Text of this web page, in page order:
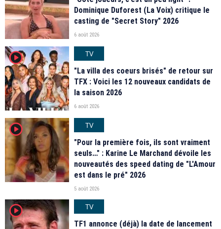
Dominique Duforest (La Voix) critique le
casting de "Secret Story" 2026
6 août 2026
player2
TV
"La villa des coeurs brisés" de retour sur
TFX : Voici les 12 nouveaux candidats de
la saison 2026
6 août 2026
player2
TV
"Pour la première fois, ils sont vraiment
seuls…" : Karine Le Marchand dévoile les
nouveautés des speed dating de "L'Amour
est dans le pré" 2026
5 août 2026
player2
TV
TF1 annonce (déjà) la date de lancement